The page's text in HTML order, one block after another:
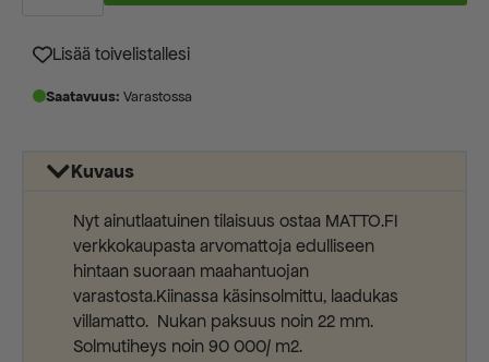
1245,00 €.
699,00 €.
Lisää toivelistallesi
Saatavuus: Varastossa
Kuvaus
Nyt ainutlaatuinen tilaisuus ostaa MATTO.FI
verkkokaupasta arvomattoja edulliseen
hintaan suoraan maahantuojan
varastosta.Kiinassa käsinsolmittu, laadukas
villamatto. Nukan paksuus noin 22 mm.
Solmutiheys noin 90 000/ m2.